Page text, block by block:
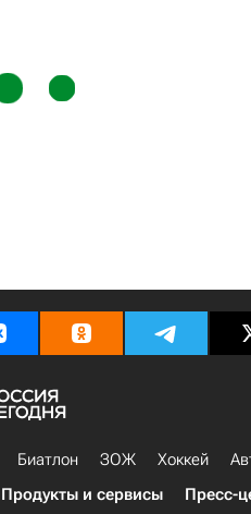
Биатлон ЗОЖ Хоккей
Продукты и сервисы Пресс-